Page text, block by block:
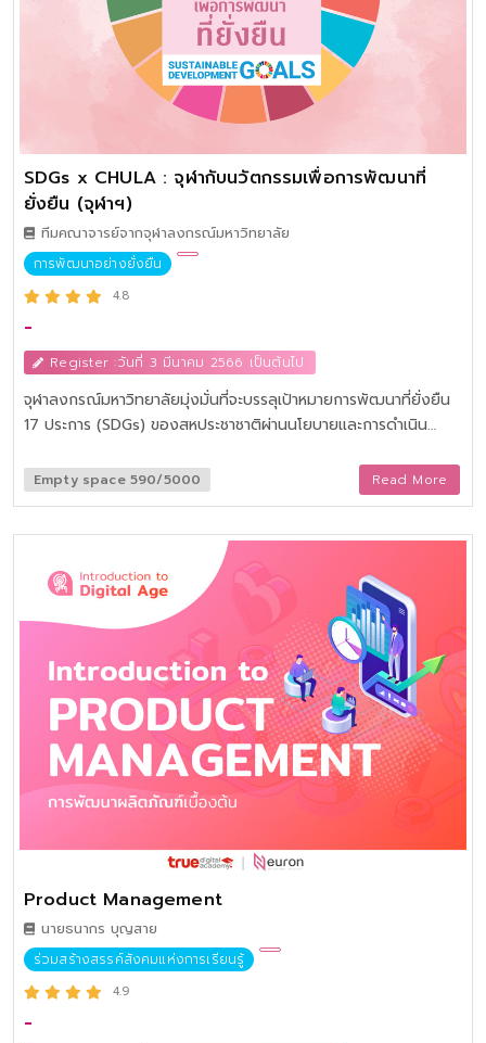
Thai language
SDGs x CHULA : จุฬากับนวัตกรรมเพื่อการพัฒนาที่
ยั่งยืน (จุฬาฯ)
ทีมคณาจารย์จากจุฬาลงกรณ์มหาวิทยาลัย
การพัฒนาอย่างยั่งยืน
4.8
-
Register :วันที่ 3 มีนาคม 2566 เป็นต้นไป
จุฬาลงกรณ์มหาวิทยาลัยมุ่งมั่นที่จะบรรลุเป้าหมายการพัฒนาที่ยั่งยืน
17 ประการ (SDGs) ของสหประชาชาติผ่านนโยบายและการดําเนิน
การมีส่วนร่วม ศูนย์นวัตกรรมการเรียนรู้จึงได้ดําเนินการจัดทําสื่อการ
เรียนการสอนออนไลน์ เรื่อง SDGs x CHULA : จุฬากับนวัตกรรม
พัฒนาที่ยั่งยืน 17 ข้อ ซึ่งกําหนดโดยสมัชชาแห่งสหประชาชาติ และนํา
เสนอเกี่ยวกับนวัตกรรมของจุฬาลงกรณ์มหาวิทยาลัยกับการร่วมขับ
เคลื่อนความยั่งยืน
Empty space 590/5000 Read More
Product Management
นายธนากร บุญสาย
ร่วมสร้างสรรค์สังคมแห่งการเรียนรู้
4.9
-